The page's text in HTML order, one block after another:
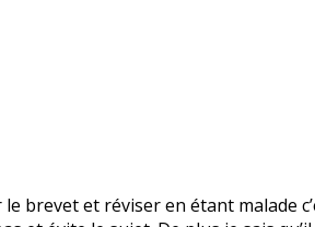
brevet et réviser en étant malade